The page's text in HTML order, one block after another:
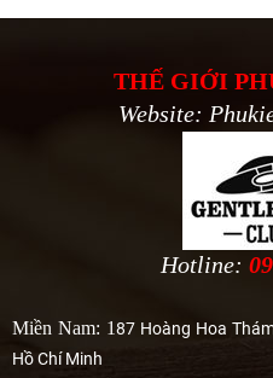
THẾ GIỚI
Website:
Hotline:
Miền Nam: 187 Hoàng Hoa
Hồ Chí Minh